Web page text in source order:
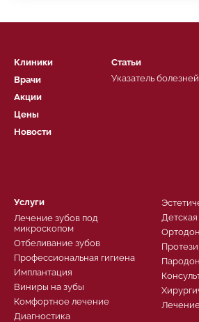
Клиники
Врачи
Акции
Цены
Новости
Услуги
Лечение зубов под
микроскопом
Отбеливание зубов
Профессиональная гигиена
Имплантация
Виниры на зубы
Комфортное лечение
Диагностика
Детская
Статьи
Указатель болезней